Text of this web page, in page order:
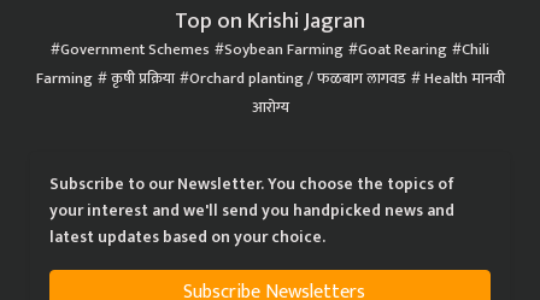
Top on Krishi Jagran
Government Schemes Soybean Farming Goat Rearing Chili
Farming कृषी प्रक्रिया Orchard planting / फळबाग लागवड Health मानवी
आरोग्य
Subscribe to our Newsletter. You choose the topics of
your interest and we'll send you handpicked news and
latest updates based on your choice.
Subscribe Newsletters